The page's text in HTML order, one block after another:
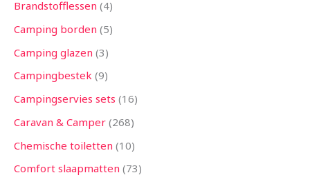
Brandstofflessen 4
Camping borden 5
Camping glazen 3
Campingbestek 9
Campingservies sets 16
Caravan & Camper 268
Chemische toiletten 10
Comfort slaapmatten 73